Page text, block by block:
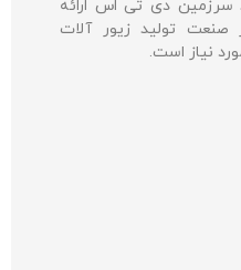
سرزمین دی تی اس ارائه
تولید زیور آلات
نیاز است.